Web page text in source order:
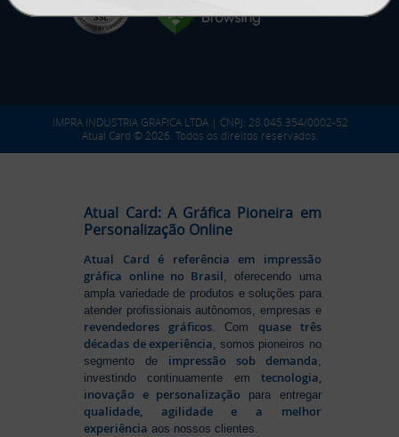
IMPRA INDUSTRIA GRAFICA LTDA | CNPJ: 28.045.354/0002-52
Atual Card © 2026. Todos os direitos reservados.
Atual Card: A Gráfica Pioneira em
Personalização Online
Atual Card é referência em impressão
gráfica online no Brasil , oferecendo uma
ampla variedade de produtos e soluções para
atender profissionais autônomos, empresas e
revendedores gráficos. Comquase três
décadas de experiência , somos pioneiros no
segmento de impressão sob demanda
investindo continuamente em tecnologia,
inovação e personalização para entregar
qualidade, agilidade e a melhor
experiência aos nossos clientes.